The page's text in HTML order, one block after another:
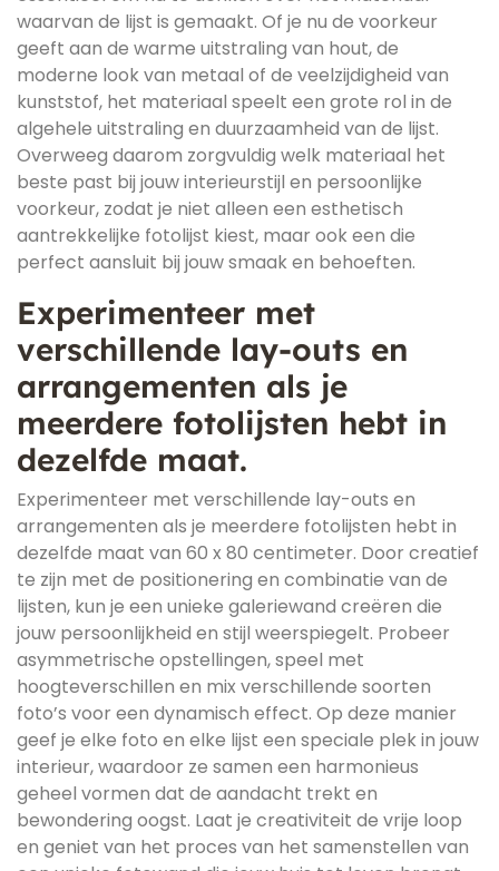
waarvan de lijst is gemaakt. Of je nu de voorkeur
geeft aan de warme uitstraling van hout, de
moderne look van metaal of de veelzijdigheid van
kunststof, het materiaal speelt een grote rol in de
algehele uitstraling en duurzaamheid van de lijst.
Overweeg daarom zorgvuldig welk materiaal het
beste past bij jouw interieurstijl en persoonlijke
voorkeur, zodat je niet alleen een esthetisch
aantrekkelijke fotolijst kiest, maar ook een die
perfect aansluit bij jouw smaak en behoeften.
Experimenteer met
verschillende lay-outs en
arrangementen als je
meerdere fotolijsten hebt in
dezelfde maat.
Experimenteer met verschillende lay-outs en
arrangementen als je meerdere fotolijsten hebt in
dezelfde maat van 60 x 80 centimeter. Door creatief
te zijn met de positionering en combinatie van de
lijsten, kun je een unieke galeriewand creëren die
jouw persoonlijkheid en stijl weerspiegelt. Probeer
asymmetrische opstellingen, speel met
hoogteverschillen en mix verschillende soorten
foto’s voor een dynamisch effect. Op deze manier
geef je elke foto en elke lijst een speciale plek in jouw
interieur, waardoor ze samen een harmonieus
geheel vormen dat de aandacht trekt en
bewondering oogst. Laat je creativiteit de vrije loop
en geniet van het proces van het samenstellen van